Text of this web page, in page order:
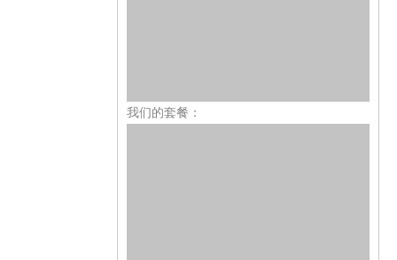
我们的套餐：